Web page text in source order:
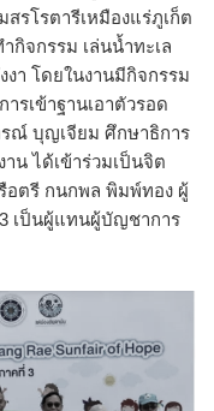
รโรตารีเหมืองแร่ภูเก็ต
กิจกรรม เล่นน้ำทะเล
า โดยในงานมีกิจกรรม
รเข้าฐานเอาตัวรอด
รณ์ บุญเจียม ศึกษาธิการ
น ได้เข้าร่วมเป็นจิต
อตรี กนกพล พิมพ์ทอง ผู้
เป็นผู้แทนผู้บัญชาการ